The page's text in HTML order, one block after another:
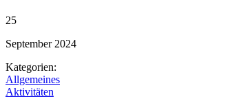
25
September 2024
Kategorien:
Allgemeines
Aktivitäten